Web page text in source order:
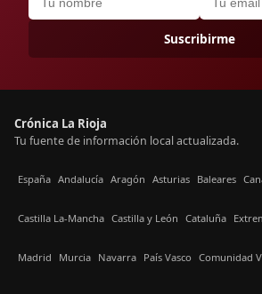
Suscribirme
Crónica La Rioja
Tu fuente de información local actualizada.
España Andalucía Aragón Asturias Baleares
Castilla La-Mancha Castilla y León Cataluña
Madrid Murcia Navarra País Vasco Comunidad